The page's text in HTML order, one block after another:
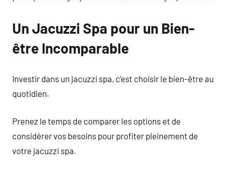
Un Jacuzzi Spa pour un Bien-
être Incomparable
Investir dans un jacuzzi spa, c’est choisir le bien-être au
quotidien.
Prenez le temps de comparer les options et de
considérer vos besoins pour profiter pleinement de
votre jacuzzi spa.